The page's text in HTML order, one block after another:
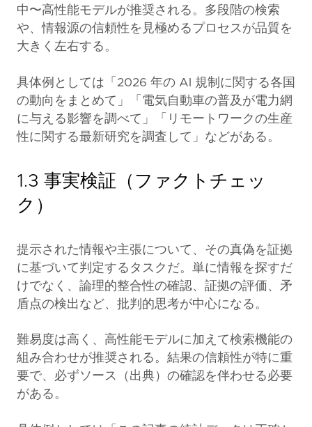
中〜高性能モデルが推奨される。多段階の検索
や、情報源の信頼性を見極めるプロセスが品質を
大きく左右する。
具体例としては「2026 年の AI 規制に関する各国
の動向をまとめて」「電気自動車の普及が電力網
に与える影響を調べて」「リモートワークの生産
性に関する最新研究を調査して」などがある。
1.3 事実検証（ファクトチェッ
ク）
提示された情報や主張について、その真偽を証拠
に基づいて判定するタスクだ。単に情報を探すだ
けでなく、論理的整合性の確認、証拠の評価、矛
盾点の検出など、批判的思考が中心になる。
難易度は高く、高性能モデルに加えて検索機能の
組み合わせが推奨される。結果の信頼性が特に重
要で、必ずソース（出典）の確認を伴わせる必要
がある。